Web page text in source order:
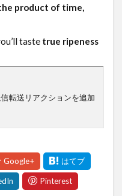
product of time,
taste true ripeness
転送リアクションを追加